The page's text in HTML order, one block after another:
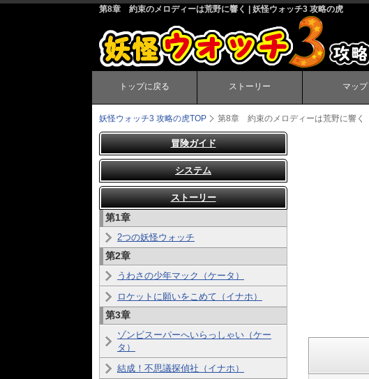
第8章 約束のメロディーは荒野に響く | 妖怪ウォッチ3 攻略の虎
トップに戻る ストーリー マップ
妖怪ウォッチ3 攻略の虎TOP 第8章 約束のメロディーは荒野に響く
冒険ガイド
システム
ストーリー
第1章
2つの妖怪ウォッチ
第2章
うわさの少年マック（ケータ）
ロケットに願いをこめて（イナホ）
第3章
ゾンビスーパーへいらっしゃい（ケー
タ）
結成！不思議探偵社（イナホ）